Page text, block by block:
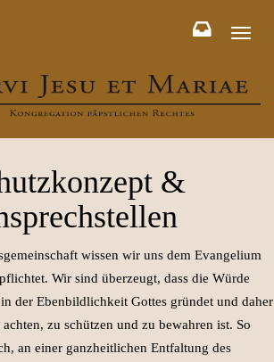
Toggle
&
wissen wir uns dem Evangelium
Wir sind überzeugt, dass die Würde
der Ebenbildlichkeit Gottes gründet und daher
zu schützen und zu bewahren ist. So
an einer ganzheitlichen Entfaltung des